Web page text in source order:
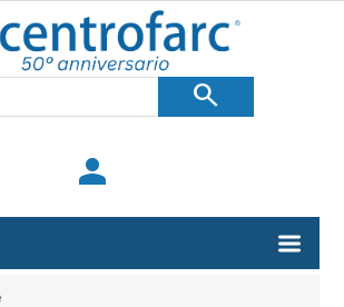
search
person